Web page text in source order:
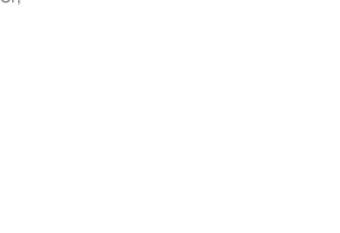
izinnya diterbitkan pada tahun 2018.